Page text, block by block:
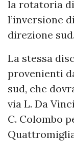
la rotatoria
l’inversione
direzione sud.
La stessa
provenienti
sud, che
via L. Da
C. Colombo